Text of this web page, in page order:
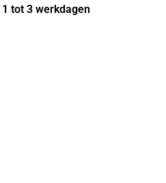
tot 3 werkdagen